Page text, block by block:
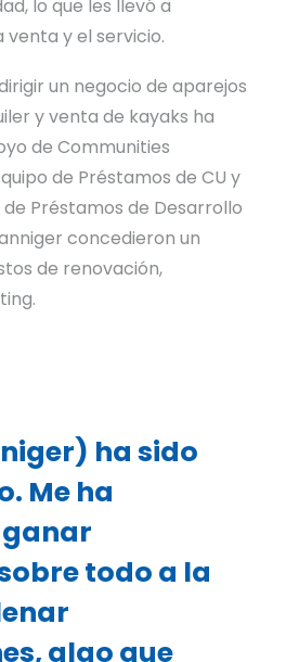
lo que les llevó a
venta y el servicio.
un negocio de aparejos
y venta de kayaks ha
de Communities
de Préstamos de CU y
Préstamos de Desarrollo
concedieron un
de renovación,
ha sido
Me ha
todo a la
algo que